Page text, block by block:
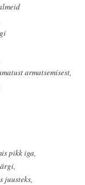
armatsemisest,
pikk iga,
juusteks,